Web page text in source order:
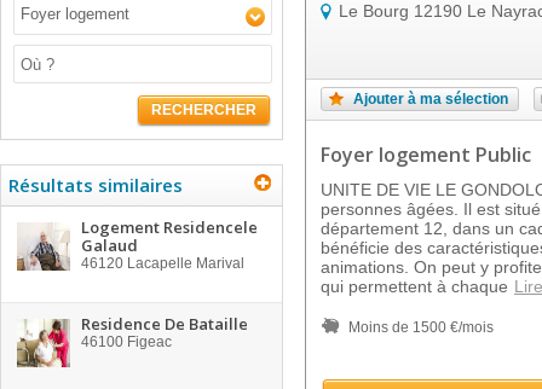
Foyer logement
RECHERCHER
Résultats similaires
Logement Residencele
Galaud
46120 Lacapelle Marival
Residence De Bataille
46100 Figeac
Le Bourg 12190 Le
Ajouter à ma sélection
Foyer logement Public
UNITE DE VIE LE
personnes âgées. Il est
département 12, dans un
bénéficie des
animations. On peut y
qui permettent à chaque
Moins de 1500 €/mois